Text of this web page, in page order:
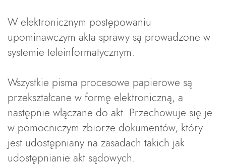
W elektronicznym postępowaniu
upominawczym akta sprawy są prowadzone w
systemie teleinformatycznym.
Wszystkie pisma procesowe papierowe są
przekształcane w formę elektroniczną, a
następnie włączane do akt. Przechowuje się je
w pomocniczym zbiorze dokumentów, który
jest udostępniany na zasadach takich jak
udostępnianie akt sądowych.